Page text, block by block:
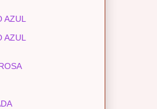
AZUL
AZUL